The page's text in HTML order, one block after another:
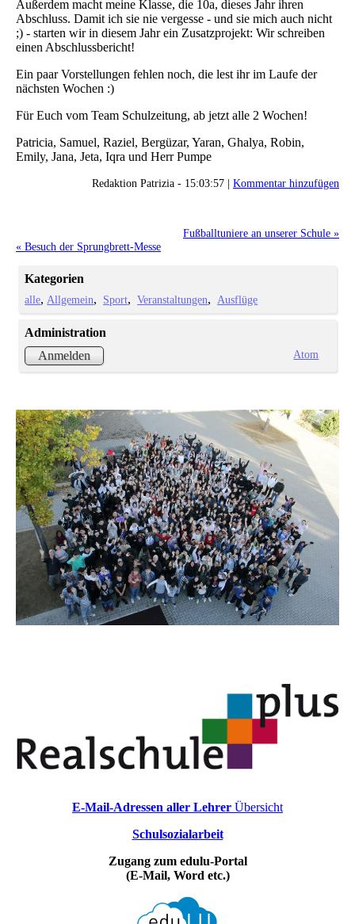
Außerdem macht meine Klasse, die 10a, dieses Jahr ihren
Abschluss. Damit ich sie nie vergesse - und sie mich auch nicht
;) - starten wir in diesem Jahr ein Zusatzprojekt: Wir schreiben
einen Abschlussbericht!
Ein paar Vorstellungen fehlen noch, die lest ihr im Laufe der
nächsten Wochen :)
Für Euch vom Team Schulzeitung, ab jetzt alle 2 Wochen!
Patricia, Samuel, Raziel, Bergüzar, Yaran, Ghalya, Robin,
Emily, Jana, Jeta, Iqra und Herr Pumpe
Redaktion Patrizia - 15:03:57 | Kommentar hinzufügen
Fußballtuniere an unserer Schule »
« Besuch der Sprungbrett-Messe
Kategorien
alle Allgemein Sport Veranstaltungen Ausflüge
Administration
Anmelden
Atom
E-Mail-Adressen aller Lehrer Übersicht
Schulsozialarbeit
Zugang zum edulu-Portal
(E-Mail, Word etc.)